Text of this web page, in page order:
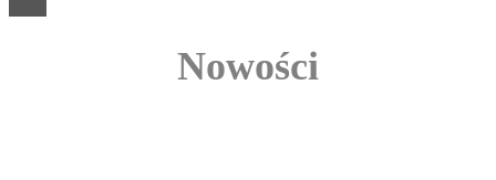
Nowości